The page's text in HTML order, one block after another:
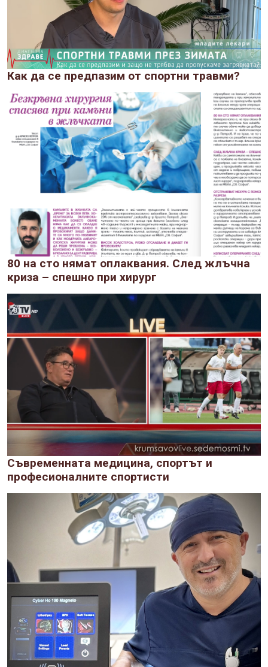
Как да се предпазим от спортни травми?
80 на сто нямат оплаквания. След жлъчна
криза – спешно при хирург
Съвременната медицина, спортът и
професионалните спортисти